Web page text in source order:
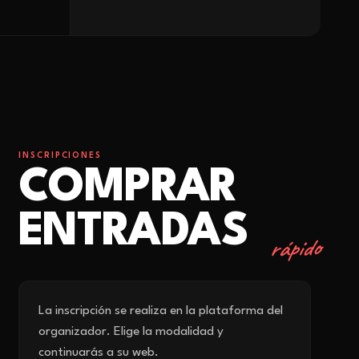
INSCRIPCIONES
COMPRAR
ENTRADAS
rápido
La inscripción se realiza en la plataforma del
organizador. Elige la modalidad y
continuarás a su web.